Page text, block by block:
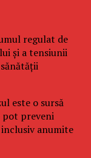
regulat de
și a tensiunii
este o sursă
pot preveni
anumite